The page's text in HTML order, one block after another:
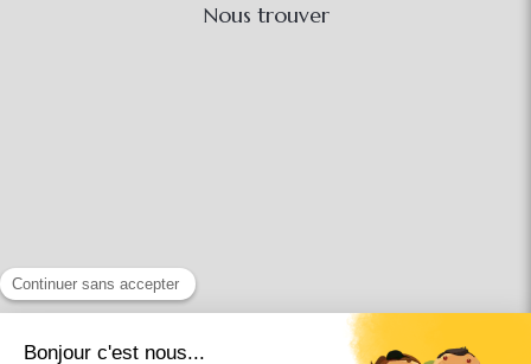
Nous trouver
Conditions Générales Utilisation